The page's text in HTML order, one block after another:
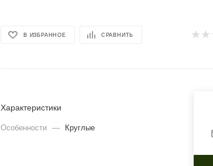
В ИЗБРАННОЕ СРАВНИТЬ
Характеристики
Особенности — Круглые